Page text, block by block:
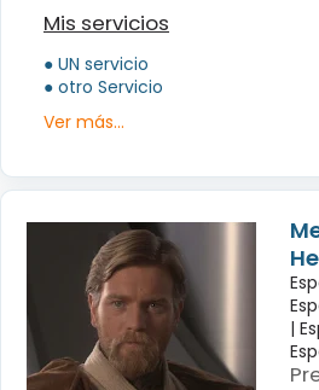
Mis servicios
● UN servicio
● otro Servicio
Ver más...
|